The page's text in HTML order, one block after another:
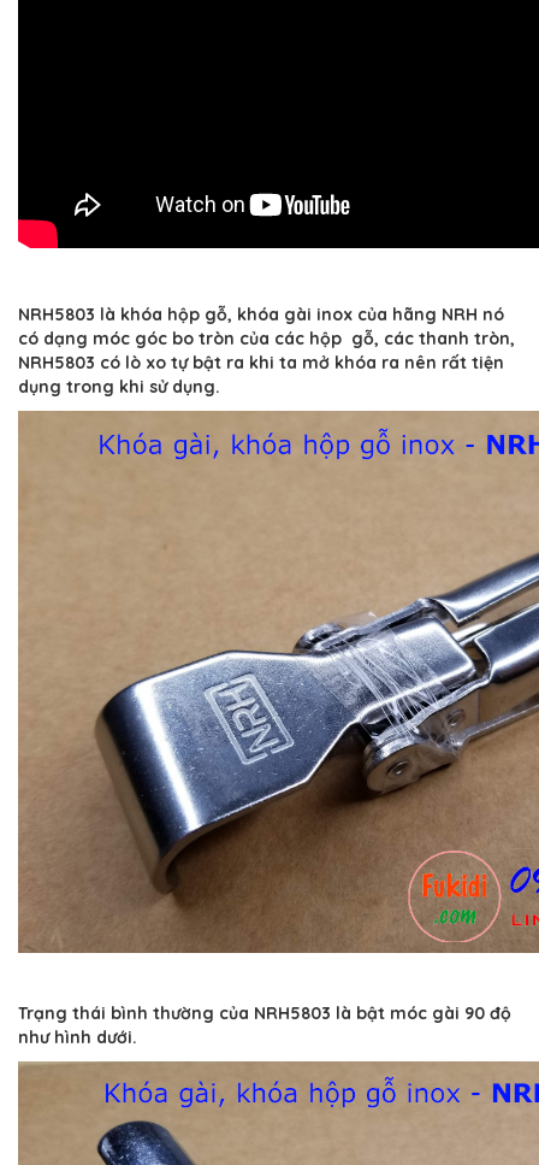
NRH5803 là khóa hộp gỗ, khóa gài inox của hãng NRH nó
có dạng móc góc bo tròn của các hộp gỗ, các thanh tròn,
NRH5803 có lò xo tự bật ra khi ta mở khóa ra nên rất tiện
dụng trong khi sử dụng.
Trạng thái bình thường của NRH5803 là bật móc gài 90 độ
như hình dưới.